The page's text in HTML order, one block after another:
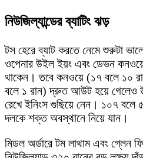
নিউজিল্যান্ডের ব্যাটিং ঝড়
টস হেরে ব্যাট করতে নেমে শুরুটা
ওপেনার উইল ইয়ং এবং ডেভন
থাকেন। তবে কনওয়ে (১৭ বলে ১০
বলে ১ রান) দ্রুত আউট হয়ে
রেখে ইনিংস গুছিয়ে নেন। ১০৭ বলে
দলকে শক্ত অবস্থানে নিয়ে যান।
মিডল অর্ডারে টম লাথাম এবং গ্লেন